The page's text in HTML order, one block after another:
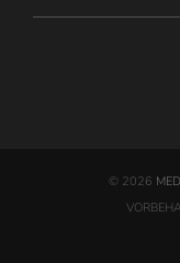
© 2026